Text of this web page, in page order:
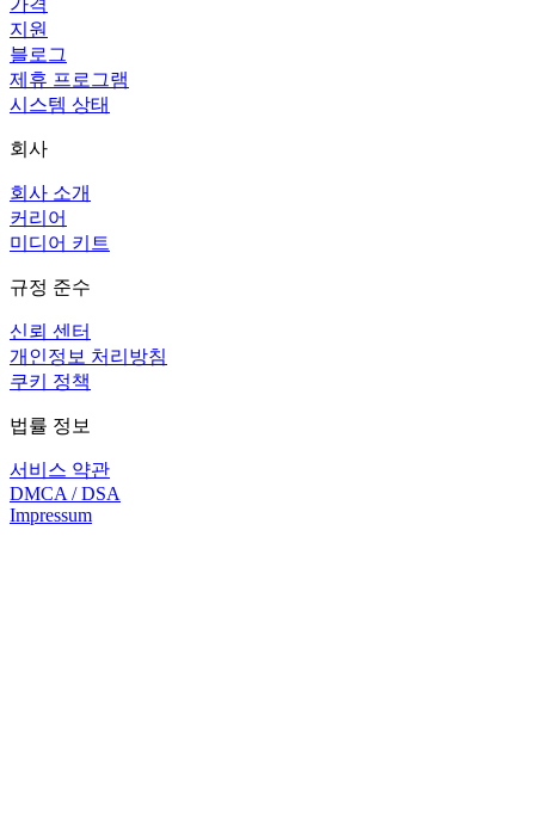
지원
블로그
제휴 프로그램
시스템 상태
회사
회사 소개
커리어
미디어 키트
규정 준수
신뢰 센터
개인정보 처리방침
쿠키 정책
법률 정보
서비스 약관
DMCA / DSA
Impressum